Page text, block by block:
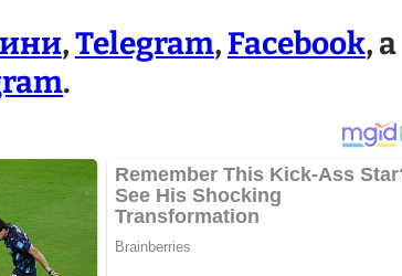
,Telegram, Facebook, а
.